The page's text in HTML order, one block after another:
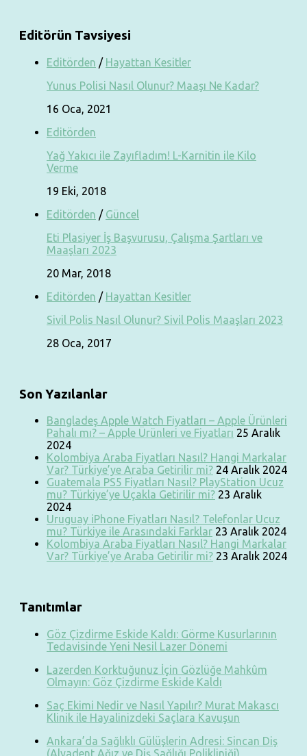
Editörün Tavsiyesi
Editörden / Hayattan Kesitler
Yunus Polisi Nasıl Olunur? Maaşı Ne Kadar?
16 Oca, 2021
Editörden
Yağ Yakıcı ile Zayıfladım! L-Karnitin ile Kilo
Verme
19 Eki, 2018
Editörden / Güncel
Eti Plasiyer İş Başvurusu, Çalışma Şartları ve
Maaşları 2023
20 Mar, 2018
Editörden / Hayattan Kesitler
Sivil Polis Nasıl Olunur? Sivil Polis Maaşları 2023
28 Oca, 2017
Son Yazılanlar
Bangladeş Apple Watch Fiyatları – Apple Ürünleri
Pahalı mı? – Apple Ürünleri ve Fiyatları 25 Aralık
2024
Kolombiya Araba Fiyatları Nasıl? Hangi Markalar
Var? Türkiye’ye Araba Getirilir mi? 24 Aralık 2024
Guatemala PS5 Fiyatları Nasıl? PlayStation Ucuz
mu? Türkiye’ye Uçakla Getirilir mi? 23 Aralık
2024
Uruguay iPhone Fiyatları Nasıl? Telefonlar Ucuz
mu? Türkiye ile Arasındaki Farklar 23 Aralık 2024
Kolombiya Araba Fiyatları Nasıl? Hangi Markalar
Var? Türkiye’ye Araba Getirilir mi? 23 Aralık 2024
Tanıtımlar
Göz Çizdirme Eskide Kaldı: Görme Kusurlarının
Tedavisinde Yeni Nesil Lazer Dönemi
Lazerden Korktuğunuz İçin Gözlüğe Mahkûm
Olmayın: Göz Çizdirme Eskide Kaldı
Saç Ekimi Nedir ve Nasıl Yapılır? Murat Makascı
Klinik ile Hayalinizdeki Saçlara Kavuşun
Ankara’da Sağlıklı Gülüşlerin Adresi: Sincan Diş
(Alyadent Ağız ve Diş Sağlığı Polikliniği)